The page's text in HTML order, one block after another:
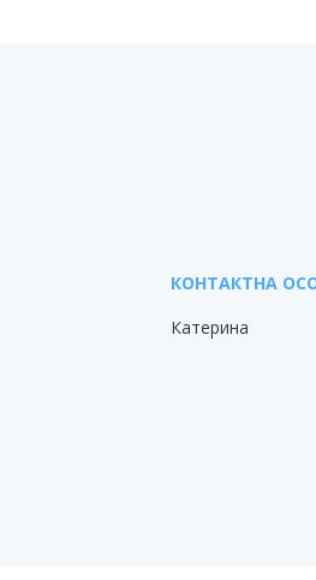
Катерина